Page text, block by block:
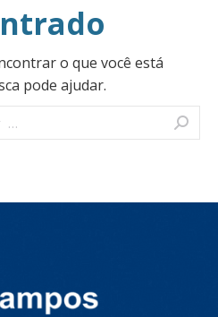
o que você está
pode ajudar.